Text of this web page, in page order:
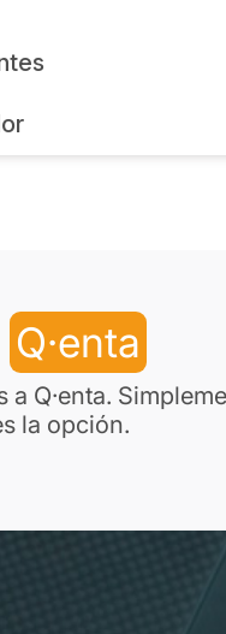
Q·enta
Q·enta.
la opción.